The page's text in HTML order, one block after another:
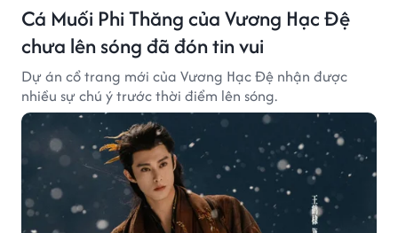
Cá Muối Phi Thăng của Vương Hạc Đệ
chưa lên sóng đã đón tin vui
Dự án cổ trang mới của Vương Hạc Đệ nhận được
nhiều sự chú ý trước thời điểm lên sóng.